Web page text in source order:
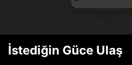
İstediğin Güce Ulaş